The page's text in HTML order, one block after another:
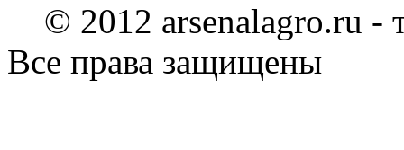
© 2012 arsenalagro.ru -
Все права защищены